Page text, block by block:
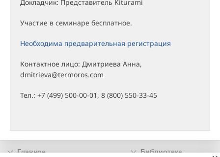
Докладчик: Представитель Kiturami
Участие в семинаре бесплатное.
Необходима предварительная регистрация
Контактное лицо: Дмитриева Анна,
dmitrieva@termoros.com
Тел.: +7 (499) 500-00-01, 8 (800) 550-33-45
Главное Библиотека